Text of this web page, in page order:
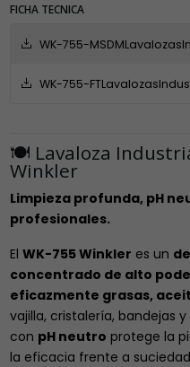
FICHA TECNICA
WK-755-
WK-755-
🍽️ Lavaloza
Winkler
Limpieza profunda, pH
profesionales.
El WK-755 Winkler es un
concentrado de alto
eficazmente grasas,
vajilla, cristalería, bandejas
con pH neutro protege la
la eficacia frente a